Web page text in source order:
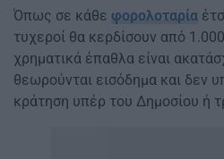
Όπως σε κάθε φορολοταρία
τυχεροί θα κερδίσουν από
χρηματικά έπαθλα είναι
θεωρούνται εισόδημα και δεν
κράτηση υπέρ του Δημοσίου ή